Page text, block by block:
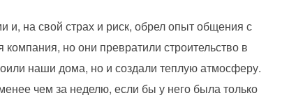
на свой страх и риск, обрел опыт общения с
но они превратили строительство в
наши дома, но и создали теплую атмосферу.
чем за неделю, если бы у него была только